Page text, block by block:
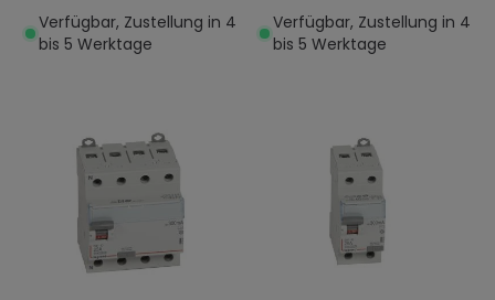
10kA Klasse AC LEGRAND
DX³ 410628
Verfügbar, Zustellung in 4
bis 5 Werktage
411662
Verfügbar, Zustellung in 4
bis 5 Werktage